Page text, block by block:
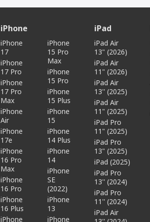
Объектив
Встроенная вспышка
Фронтальная камера (Мп)
Питание
Время работы (ч)
Тип аккумулятора
iPhone
iPhone
17
iPhone
17 Pro
iPhone
17 Pro
Max
iPhone
Air
iPhone
17e
iPhone
16 Pro
Max
iPhone
16 Pro
iPhone
16 Plus
iPhone
iPhone
15 Pro
Max
iPhone
15 Pro
iPhone
15 Plus
iPhone
15
iPhone
14 Plus
iPhone
14
iPhone
SE
(2022)
iPhone
13
iPhone
iPad
iPad Air
13" (2026)
iPad Air
11" (2026)
iPad Air
13'' (2025)
iPad Air
11" (2025)
iPad Pro
11" (2025)
iPad Pro
13" (2025)
iPad (2025)
iPad Pro
13'' (2024)
iPad Pro
11'' (2024)
iPad Air